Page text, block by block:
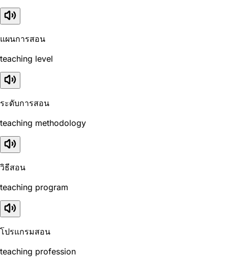
แผนการสอน
teaching level
ระดับการสอน
teaching methodology
วิธีสอน
teaching program
โปรแกรมสอน
teaching profession